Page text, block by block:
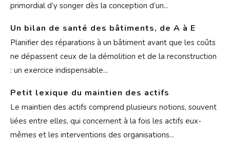
primordial d’y songer dès la conception d’un...
Un bilan de santé des bâtiments, de A à E
Planifier des réparations à un bâtiment avant que les coûts
ne dépassent ceux de la démolition et de la reconstruction
: un exercice indispensable...
Petit lexique du maintien des actifs
Le maintien des actifs comprend plusieurs notions, souvent
liées entre elles, qui concernent à la fois les actifs eux-
mêmes et les interventions des organisations...